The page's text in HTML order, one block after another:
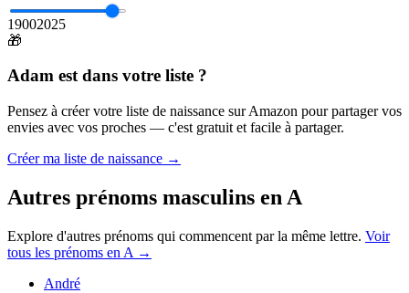
19002025
🎁
Adam est dans votre liste ?
Pensez à créer votre liste de naissance sur Amazon pour partager vos
envies avec vos proches — c'est gratuit et facile à partager.
Créer ma liste de naissance →
Autres prénoms masculins en A
Explore d'autres prénoms qui commencent par la même lettre. Voir
tous les prénoms en A →
André